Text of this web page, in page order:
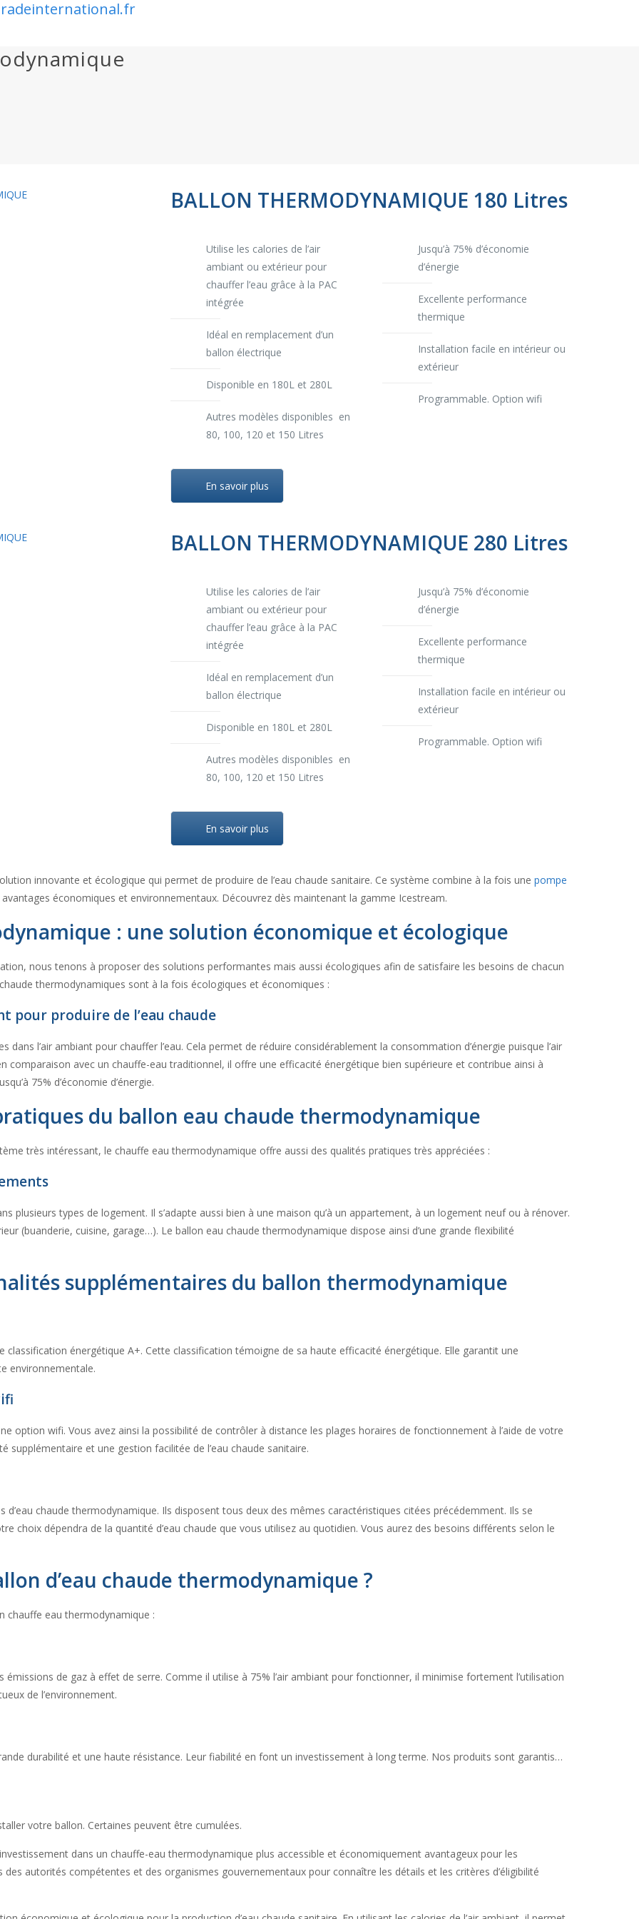
BALLON THERMODYNAMIQUE 180 Litres
Utilise les calories de l’air
ambiant ou extérieur pour
chauffer l’eau grâce à la PAC
intégrée
Idéal en remplacement d’un
ballon électrique
Disponible en 180L et 280L
Autres modèles disponibles en
80, 100, 120 et 150 Litres
Jusqu’à 75% d’économie
d’énergie
Excellente performance
thermique
Installation facile en intérieur ou
extérieur
Programmable. Option wifi
En savoir plus
BALLON THERMODYNAMIQUE 280 Litres
Utilise les calories de l’air
ambiant ou extérieur pour
chauffer l’eau grâce à la PAC
intégrée
Idéal en remplacement d’un
ballon électrique
Disponible en 180L et 280L
Autres modèles disponibles en
80, 100, 120 et 150 Litres
Jusqu’à 75% d’économie
d’énergie
Excellente performance
thermique
Installation facile en intérieur ou
extérieur
Programmable. Option wifi
En savoir plus
innovante et écologique qui permet de produire de l’eau chaude sanitaire. Ce système combine à la fois une pompe
économiques et environnementaux. Découvrez dès maintenant la gamme Icestream.
: une solution économique et écologique
nous tenons à proposer des solutions performantes mais aussi écologiques afin de satisfaire les besoins de chacun
thermodynamiques sont à la fois écologiques et économiques :
pour produire de l’eau chaude
l’air ambiant pour chauffer l’eau. Cela permet de réduire considérablement la consommation d’énergie puisque l’air
comparaison avec un chauffe-eau traditionnel, il offre une efficacité énergétique bien supérieure et contribue ainsi à
75% d’économie d’énergie.
du ballon eau chaude thermodynamique
très intéressant, le chauffe eau thermodynamique offre aussi des qualités pratiques très appréciées :
plusieurs types de logement. Il s’adapte aussi bien à une maison qu’à un appartement, à un logement neuf ou à rénover.
(buanderie, cuisine, garage…). Le ballon eau chaude thermodynamique dispose ainsi d’une grande flexibilité
supplémentaires du ballon thermodynamique
classification énergétique A+. Cette classification témoigne de sa haute efficacité énergétique. Elle garantit une
environnementale.
option wifi. Vous avez ainsi la possibilité de contrôler à distance les plages horaires de fonctionnement à l’aide de votre
supplémentaire et une gestion facilitée de l’eau chaude sanitaire.
chaude thermodynamique. Ils disposent tous deux des mêmes caractéristiques citées précédemment. Ils se
choix dépendra de la quantité d’eau chaude que vous utilisez au quotidien. Vous aurez des besoins différents selon le
d’eau chaude thermodynamique ?
chauffe eau thermodynamique :
de gaz à effet de serre. Comme il utilise à 75% l’air ambiant pour fonctionner, il minimise fortement l’utilisation
de l’environnement.
durabilité et une haute résistance. Leur fiabilité en font un investissement à long terme. Nos produits sont garantis…
votre ballon. Certaines peuvent être cumulées.
dans un chauffe-eau thermodynamique plus accessible et économiquement avantageux pour les
autorités compétentes et des organismes gouvernementaux pour connaître les détails et les critères d’éligibilité